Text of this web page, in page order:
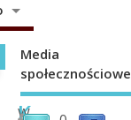
K
W
Media
społecznościowe